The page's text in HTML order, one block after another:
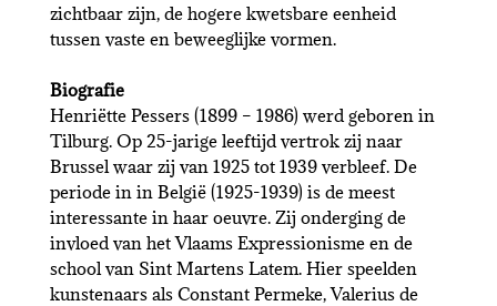
zichtbaar zijn, de hogere kwetsbare eenheid
tussen vaste en beweeglijke vormen.
Biografie
Henriëtte Pessers (1899 – 1986) werd geboren in
Tilburg. Op 25-jarige leeftijd vertrok zij naar
Brussel waar zij van 1925 tot 1939 verbleef. De
periode in in België (1925-1939) is de meest
interessante in haar oeuvre. Zij onderging de
invloed van het Vlaams Expressionisme en de
school van Sint Martens Latem. Hier speelden
kunstenaars als Constant Permeke, Valerius de